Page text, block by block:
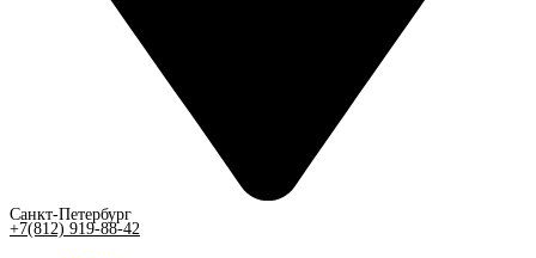
Санкт-Петербург
+7(812) 919-88-42